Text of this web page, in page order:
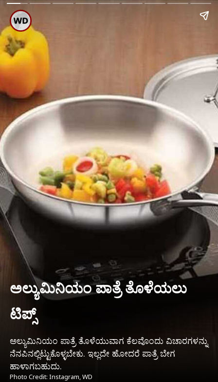
ಅಲ್ಯುಮಿನಿಯಂ ಪಾತ್ರೆ ತೊಳೆಯಲು
ಟಿಪ್ಸ್
ಅಲ್ಯುಮಿನಿಯಂ ಪಾತ್ರೆ ತೊಳೆಯುವಾಗ ಕೆಲವೊಂದು ವಿಚಾರಗಳನ್ನು
ನೆನಪಿನಲ್ಲಿಟ್ಟುಕೊಳ್ಳಬೇಕು. ಇಲ್ಲದೇ ಹೋದರೆ ಪಾತ್ರೆ ಬೇಗ
ಹಾಳಾಗಬಹುದು.
Photo Credit: Instagram, WD